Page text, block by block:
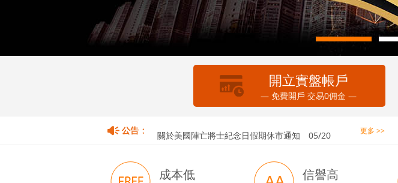
開立實盤帳戶
— 免費開戶 交易0佣金 —
關於香港佛誕假期暫停取款服務通知 05/20
關於美國陣亡將士紀念日假期休市通知 05/20 更多 >>
成本低 信譽高